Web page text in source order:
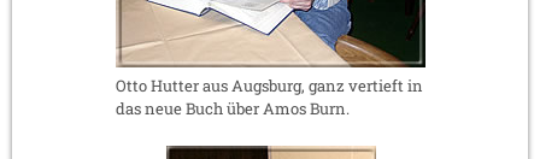
Otto Hutter aus Augsburg, ganz vertieft in
das neue Buch über Amos Burn.